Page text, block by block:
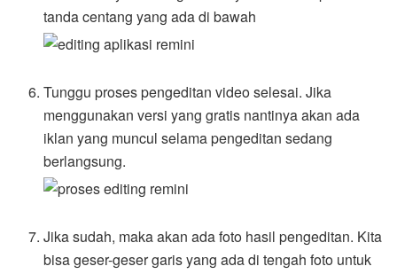
tanda centang yang ada di bawah
Tunggu proses pengeditan video selesai. Jika
menggunakan versi yang gratis nantinya akan ada
iklan yang muncul selama pengeditan sedang
berlangsung.
Jika sudah, maka akan ada foto hasil pengeditan. Kita
bisa geser-geser garis yang ada di tengah foto untuk